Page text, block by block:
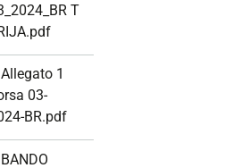
T
Allegato 1
03-
BR.pdf
BANDO